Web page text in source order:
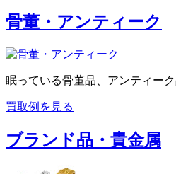
骨董・アンティーク
眠っている骨董品、アンティー
買取例を見る
ブランド品・貴金属